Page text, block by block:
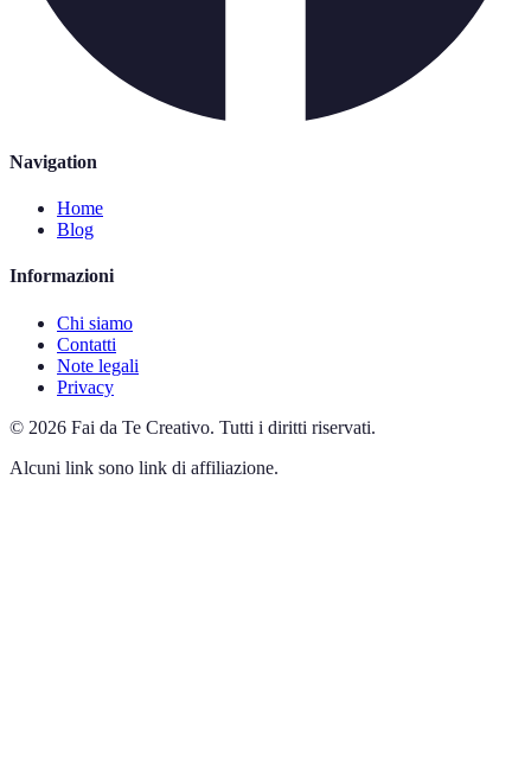
Navigation
Home
Blog
Informazioni
Chi siamo
Contatti
Note legali
Privacy
© 2026 Fai da Te Creativo. Tutti i diritti riservati.
Alcuni link sono link di affiliazione.